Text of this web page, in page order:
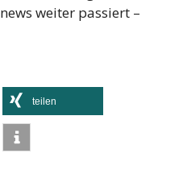
weiter passiert –
teilen